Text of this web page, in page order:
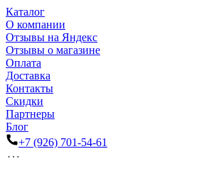
Каталог
О компании
Отзывы на Яндекс
Отзывы о магазине
Оплата
Доставка
Контакты
Скидки
Партнеры
Блог
+7 (926) 701-54-61